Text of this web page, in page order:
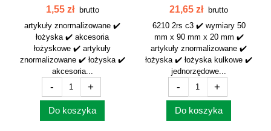
PRZYCZEPY HL 6/8...
1,55 zł
brutto
artykuły znormalizowane ✔️
łożyska ✔️ akcesoria
łożyskowe ✔️ artykuły
znormalizowane ✔️ łożyska ✔️
akcesoria...
- +
Do koszyka
PBF
21,65 zł
brutto
6210 2rs c3 ✔️ wymiary 50
mm x 90 mm x 20 mm ✔️
artykuły znormalizowane ✔️
łożyska ✔️ łożyska kulkowe ✔️
jednorzędowe...
- +
Do koszyka